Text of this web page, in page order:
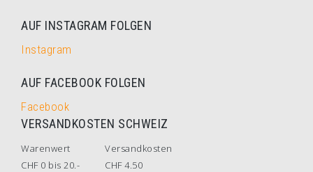
AUF INSTAGRAM FOLGEN
Instagram
AUF FACEBOOK FOLGEN
Facebook
VERSANDKOSTEN SCHWEIZ
Warenwert
Versandkosten
CHF 0 bis 20.-
CHF 4.50